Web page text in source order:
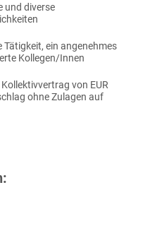
und diverse
ein angenehmes
Kollegen/Innen
von EUR
ohne Zulagen auf